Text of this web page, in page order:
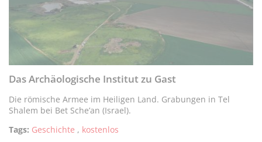
Das Archäologische Institut zu Gast
Die römische Armee im Heiligen Land. Grabungen in Tel
Shalem bei Bet Sche’an (Israel).
Tags: Geschichte , kostenlos